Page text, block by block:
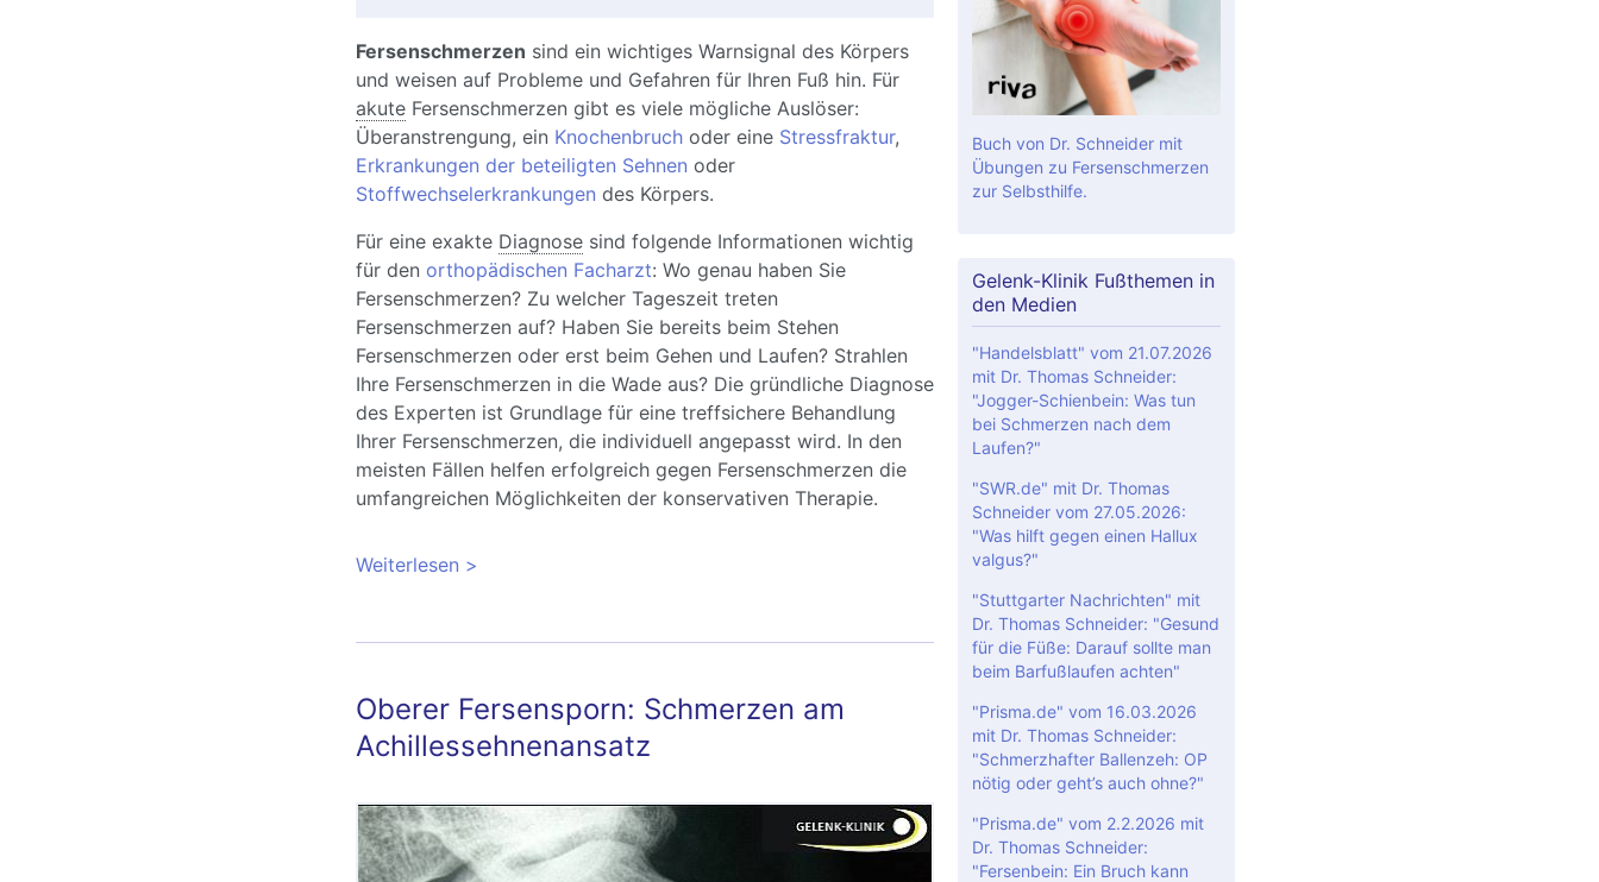
Fersenschmerzen sind ein wichtiges Warnsignal des Körpers
und weisen auf Probleme und Gefahren für Ihren Fuß hin. Für
akuteFersenschmerzen gibt es viele mögliche Auslöser:
Überanstrengung, ein Knochenbruchoder eine Stressfraktur,
Erkrankungen der beteiligten Sehnen oder
Stoffwechselerkrankungen des Körpers.
Für eine exakte Diagnosesind folgende Informationen wichtig
für den orthopädischen Facharzt: Wo genau haben Sie
Fersenschmerzen? Zu welcher Tageszeit treten
Fersenschmerzen auf? Haben Sie bereits beim Stehen
Fersenschmerzen oder erst beim Gehen und Laufen? Strahlen
Ihre Fersenschmerzen in die Wade aus? Die gründliche Diagnose
des Experten ist Grundlage für eine treffsichere Behandlung
Ihrer Fersenschmerzen, die individuell angepasst wird. In den
meisten Fällen helfen erfolgreich gegen Fersenschmerzen die
umfangreichen Möglichkeiten der konservativen Therapie.
Weiterlesen über Fersenschmerzen – was tun?
Oberer Fersensporn: Schmerzen am
Achillessehnenansatz
Buch von Dr. Schneider mit
Übungen zu Fersenschmerzen
zur Selbsthilfe.
Gelenk-Klinik Fußthemen in
den Medien
"Handelsblatt" vom 21.07.2026
mit Dr. Thomas Schneider:
"Jogger-Schienbein: Was tun
bei Schmerzen nach dem
Laufen?"
"SWR.de" mit Dr. Thomas
Schneider vom 27.05.2026:
"Was hilft gegen einen Hallux
valgus?"
"Stuttgarter Nachrichten" mit
Dr. Thomas Schneider: "Gesund
für die Füße: Darauf sollte man
beim Barfußlaufen achten"
"Prisma.de" vom 16.03.2026
mit Dr. Thomas Schneider:
"Schmerzhafter Ballenzeh: OP
nötig oder geht’s auch ohne?"
"Prisma.de" vom 2.2.2026 mit
Dr. Thomas Schneider:
"Fersenbein: Ein Bruch kann